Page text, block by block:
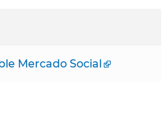
Mercado Social